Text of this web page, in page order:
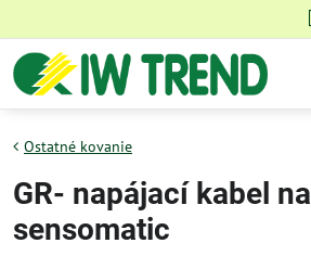
Ostatné kovanie
GR- napájací kabel na
sensomatic